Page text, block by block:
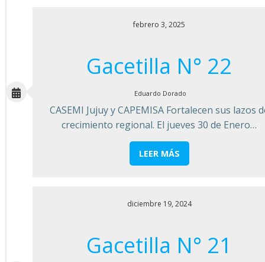
febrero 3, 2025
Gacetilla N° 22
Eduardo Dorado
CASEMI Jujuy y CAPEMISA Fortalecen sus lazos
crecimiento regional. El jueves 30 de Enero…
LEER MÁS
diciembre 19, 2024
Gacetilla N° 21